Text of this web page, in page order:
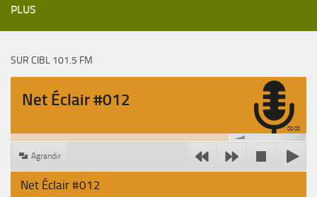
PLUS
SUR CIBL 101.5 FM
Net Éclair #012
00:00
Agrandir
Net Éclair #012